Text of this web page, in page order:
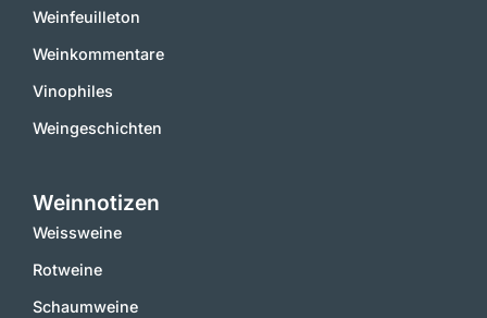
Weinfeuilleton
Weinkommentare
Vinophiles
Weingeschichten
Weinnotizen
Weissweine
Rotweine
Schaumweine